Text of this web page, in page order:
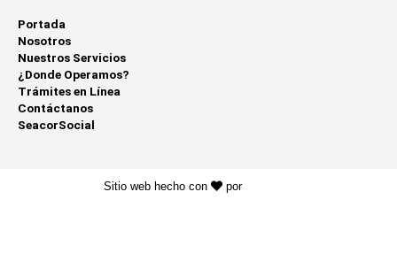
Portada
Nosotros
Nuestros Servicios
¿Donde Operamos?
Trámites en Línea
Contáctanos
SeacorSocial
Sitio web hecho con por